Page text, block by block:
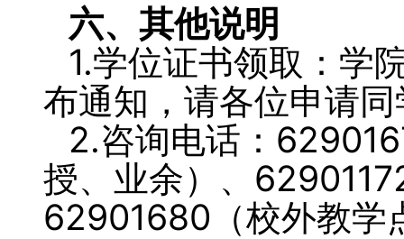
六、 其他说明
1.学位证书领取：学
布通知，请各位申请
2.咨询电话：
授、业余）、
62901680（校外教学